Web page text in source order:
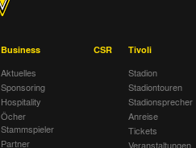
Business
Aktuelles
Sponsoring
Hospitality
Öcher
Stammspieler
Partner
CSR
Tivoli
Stadion
Stadiontouren
Stadionsprecher
Anreise
Tickets
Veranstaltungen